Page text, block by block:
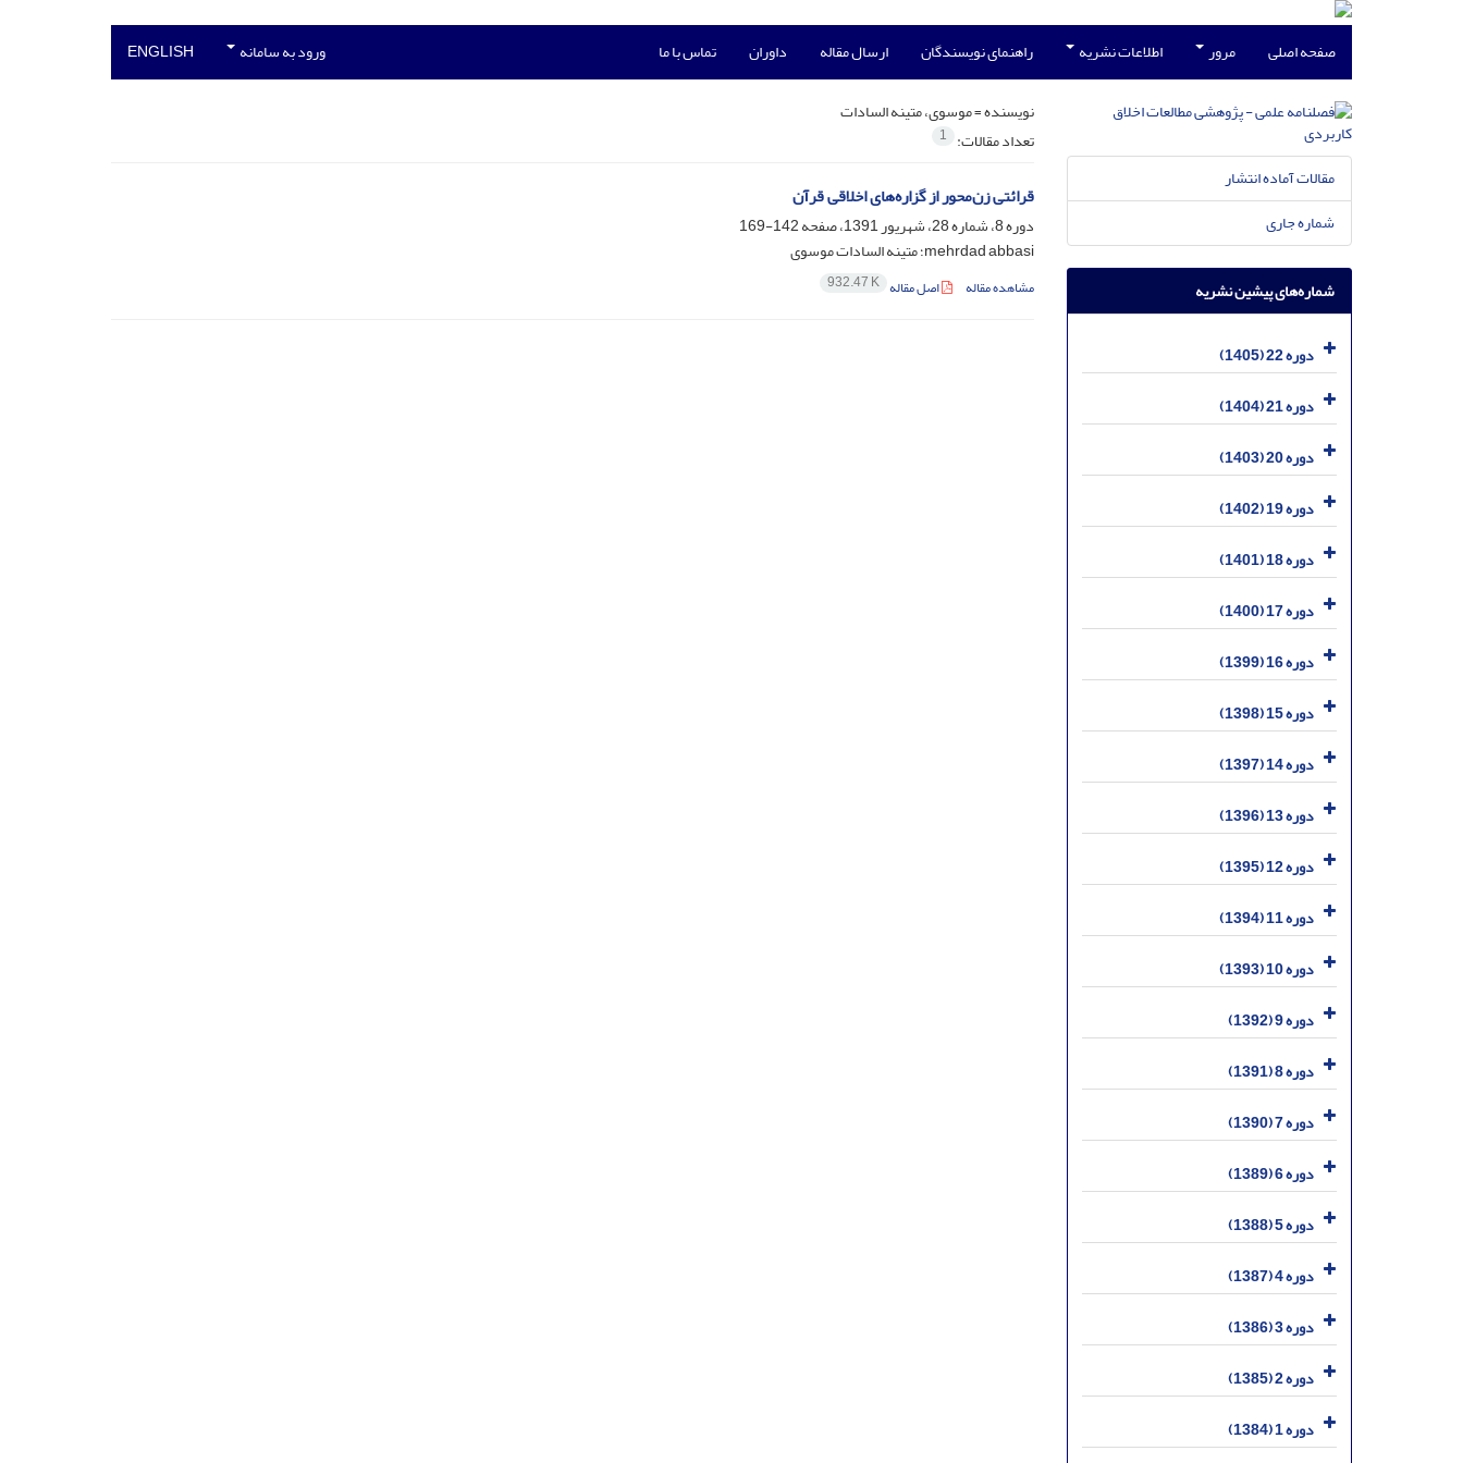
صفحه اصلی مرور اطلاعات نشریه راهنمای نویسندگان ارسال مقاله داوران تماس با ما ورود به سامانه ENGLISH
نویسنده =موسوی، متینه السادات
تعداد مقالات: 1
قرائتی زن‌محور از گزاره‌های اخلاقی قرآن
دوره 8، شماره 28، شهریور 1391، صفحه
142-169
mehrdad abbasi؛ متینه السادات موسوی
مشاهده مقاله اصل مقاله 932.47 K
مقالات آماده انتشار
شماره جاری
شماره‌های پیشین نشریه
دوره 22 (1405)
دوره 21 (1404)
دوره 20 (1403)
دوره 19 (1402)
دوره 18 (1401)
دوره 17 (1400)
دوره 16 (1399)
دوره 15 (1398)
دوره 14 (1397)
دوره 13 (1396)
دوره 12 (1395)
دوره 11 (1394)
دوره 10 (1393)
دوره 9 (1392)
دوره 8 (1391)
دوره 7 (1390)
دوره 6 (1389)
دوره 5 (1388)
دوره 4 (1387)
دوره 3 (1386)
دوره 2 (1385)
دوره 1 (1384)